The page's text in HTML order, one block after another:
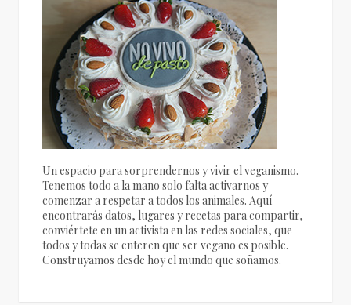
Un espacio para sorprendernos y vivir el veganismo.
Tenemos todo a la mano solo falta activarnos y
comenzar a respetar a todos los animales. Aquí
encontrarás datos, lugares y recetas para compartir,
conviértete en un activista en las redes sociales, que
todos y todas se enteren que ser vegano es posible.
Construyamos desde hoy el mundo que soñamos.